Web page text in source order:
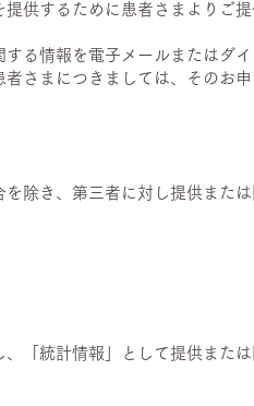
供するために患者さまよりご
る情報を電子メールまたはダ
さまにつきましては、そのお
除き、第三者に対し提供または
「統計情報」として提供また